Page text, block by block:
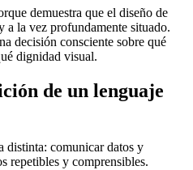
demuestra que el diseño de
a la vez profundamente situado.
decisión consciente sobre qué
dignidad visual.
de un lenguaje
distinta: comunicar datos y
repetibles y comprensibles.